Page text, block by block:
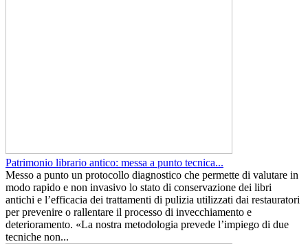
Patrimonio librario antico: messa a punto tecnica...
Messo a punto un protocollo diagnostico che permette di valutare in
modo rapido e non invasivo lo stato di conservazione dei libri
antichi e l’efficacia dei trattamenti di pulizia utilizzati dai restauratori
per prevenire o rallentare il processo di invecchiamento e
deterioramento. «La nostra metodologia prevede l’impiego di due
tecniche non...